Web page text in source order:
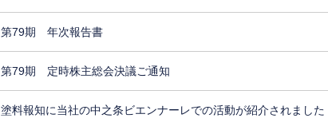
第79期 年次報告書
第79期 定時株主総会決議ご通知
塗料報知に当社の中之条ビエンナーレでの活動が紹介されました